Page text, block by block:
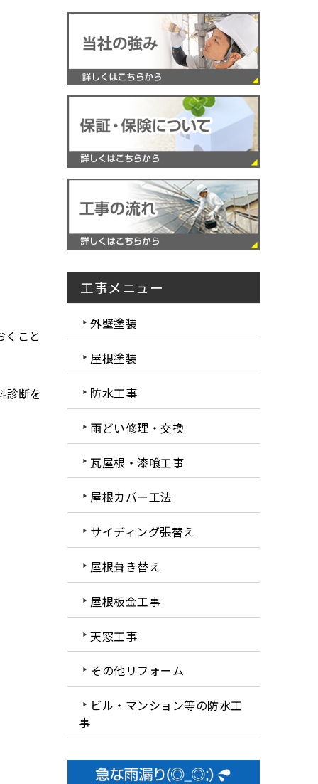
こと
診断を
工事メニュー
外壁塗装
屋根塗装
防水工事
雨どい修理・交換
瓦屋根・漆喰工事
屋根カバー工法
サイディング張替え
屋根葺き替え
屋根板金工事
天窓工事
その他リフォーム
ビル・マンション等の防水工
事